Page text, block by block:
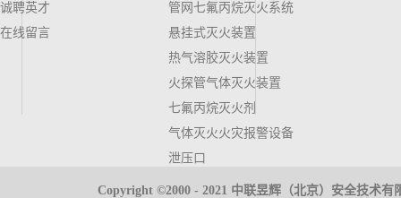
诚聘英才
在线留言
管网七氟丙烷灭火系统
悬挂式灭火装置
热气溶胶灭火装置
火探管气体灭火装置
七氟丙烷灭火剂
气体灭火火灾报警设备
泄压口
气体高压管件
Copyright ©2000 - 2021 中联昱辉（北京）安全技术有